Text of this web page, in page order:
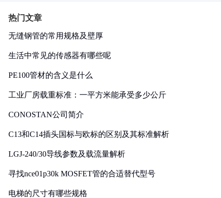
热门文章
无缝钢管的常用规格及壁厚
生活中常见的传感器有哪些呢
PE100管材的含义是什么
工业厂房载重标准：一平方米能承受多少公斤
CONOSTAN公司简介
C13和C14插头国标与欧标的区别及其标准解析
LGJ-240/30导线参数及载流量解析
寻找nce01p30k MOSFET管的合适替代型号
电梯的尺寸有哪些规格